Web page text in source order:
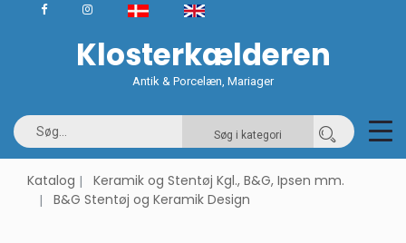
Klosterkælderen
Antik & Porcelæn, Mariager
Søg i kategori
Katalog
Keramik og Stentøj Kgl., B&G, Ipsen mm.
B&G Stentøj og Keramik Design